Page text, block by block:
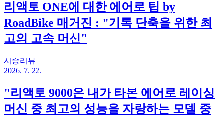
리액토 ONE에 대한 에어로 팁 by
RoadBike 매거진 : "기록 단축을 위한 최
고의 고속 머신"
시승리뷰
2026. 7. 22.
"리액토 9000은 내가 타본 에어로 레이싱
머신 중 최고의 성능을 자랑하는 모델 중